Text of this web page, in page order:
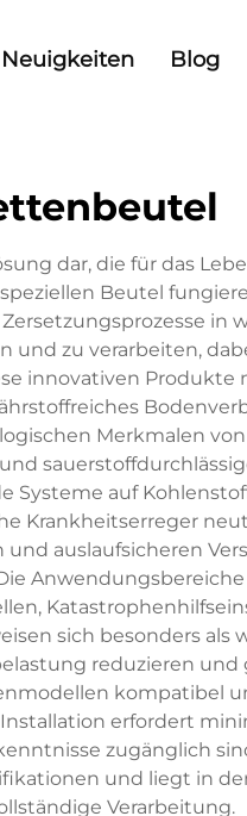
Neuigkeiten Blog
dar, die für das
Beutel
in
zu verarbeiten,
innovativen
Merkmalen
auf
Krankheitserreger
auslaufsicheren
sich besonders
reduzieren
kompatibel
erfordert
zugänglich
und liegt in
Verarbeitung.